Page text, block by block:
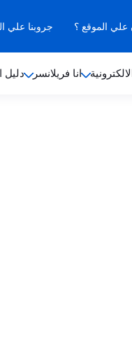
علي الموقع ؟ جروبنا علي
انا فريلانسر دليل